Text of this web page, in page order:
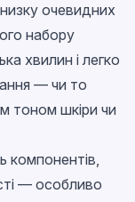
очевидних
набору
хвилин і легко
— чи то
тоном шкіри чи
компонентів,
— особливо